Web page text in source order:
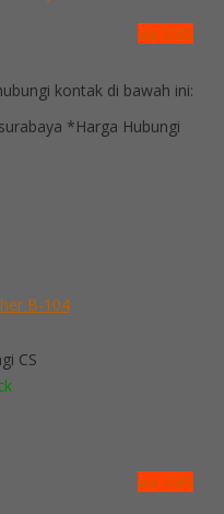
via SMS
kontak di bawah ini:
*Harga Hubungi
B-104
CS
via SMS